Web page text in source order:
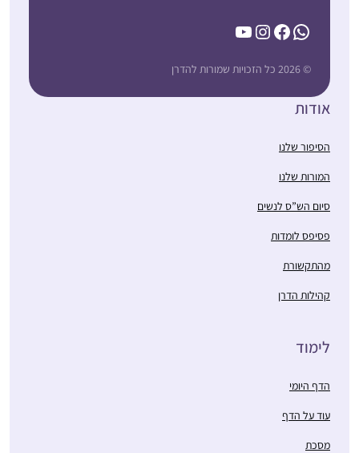
WhatsApp
Facebook
Instagram
YouTube
© 2026 כל הזכויות שמורות להדרן
אודות
הסיפור שלנו
המורות שלנו
סיום הש”ס לנשים
פסיפס לומדות
מהתקשורת
קהילות הדרן
לימוד
הדף היומי
עוד על הדף
מסכת